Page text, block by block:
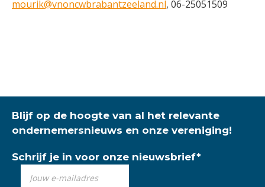
mourik@vnoncwbrabantzeeland.nl, 06-25051509
Blijf op de hoogte van al het relevante
ondernemersnieuws en onze vereniging!
Schrijf je in voor onze nieuwsbrief*